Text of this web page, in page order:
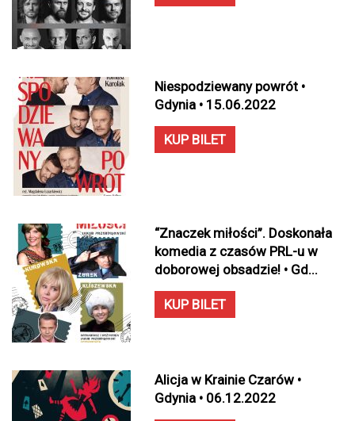
Niespodziewany powrót •
Gdynia • 15.06.2022
KUP BILET
“Znaczek miłości”. Doskonała
komedia z czasów PRL-u w
doborowej obsadzie! • Gd...
KUP BILET
Alicja w Krainie Czarów •
Gdynia • 06.12.2022